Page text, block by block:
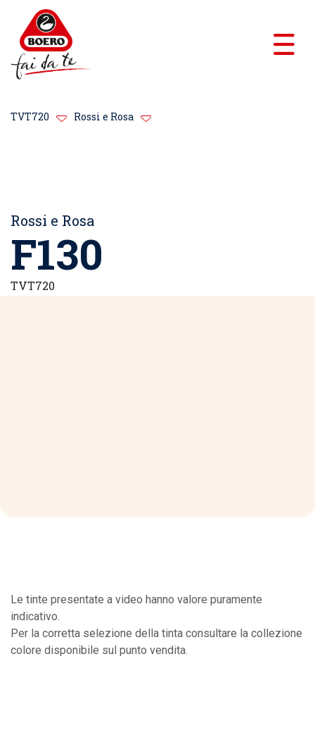
TVT720 Rossi e Rosa
Rossi e Rosa
F130
TVT720
Le tinte presentate a video hanno valore puramente
indicativo.
Per la corretta selezione della tinta consultare la collezione
colore disponibile sul punto vendita.